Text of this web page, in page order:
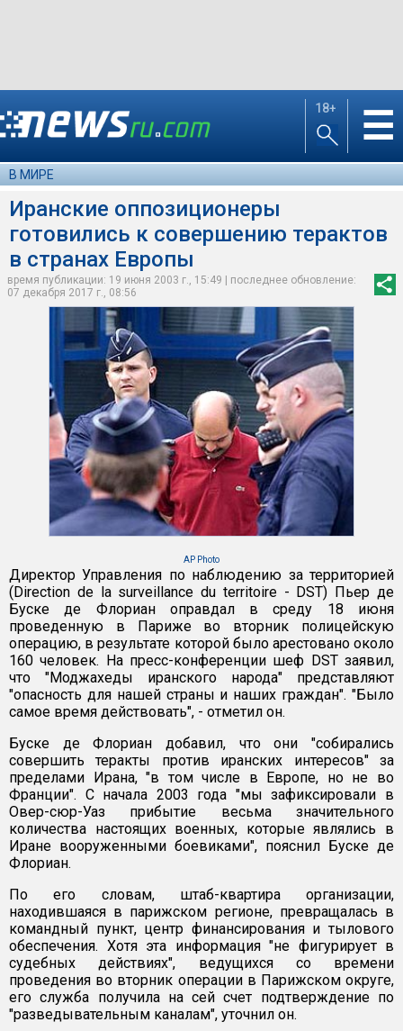
18+ ☰
В МИРЕ
Иранские оппозиционеры
готовились к совершению терактов
в странах Европы
время публикации: 19 июня 2003 г., 15:49 | последнее обновление:
07 декабря 2017 г., 08:56
AP Photo
Директор Управления по наблюдению за территорией
(Direction de la surveillance du territoire - DST) Пьер де
Буске де Флориан оправдал в среду 18 июня
проведенную в Париже во вторник полицейскую
операцию, в результате которой было арестовано около
160 человек. На пресс-конференции шеф DST заявил,
что "Моджахеды иранского народа" представляют
"опасность для нашей страны и наших граждан". "Было
самое время действовать", - отметил он.
Буске де Флориан добавил, что они "собирались
совершить теракты против иранских интересов" за
пределами Ирана, "в том числе в Европе, но не во
Франции". С начала 2003 года "мы зафиксировали в
Овер-сюр-Уаз прибытие весьма значительного
количества настоящих военных, которые являлись в
Иране вооруженными боевиками", пояснил Буске де
Флориан.
По его словам, штаб-квартира организации,
находившаяся в парижском регионе, превращалась в
командный пункт, центр финансирования и тылового
обеспечения. Хотя эта информация "не фигурирует в
судебных действиях", ведущихся со времени
проведения во вторник операции в Парижском округе,
его служба получила на сей счет подтверждение по
"разведывательным каналам", уточнил он.